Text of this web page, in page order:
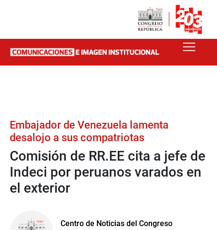
Embajador de Venezuela lamenta
desalojo a sus compatriotas
Comisión de RR.EE cita a jefe de
Indeci por peruanos varados en
el exterior
Centro de Noticias del Congreso